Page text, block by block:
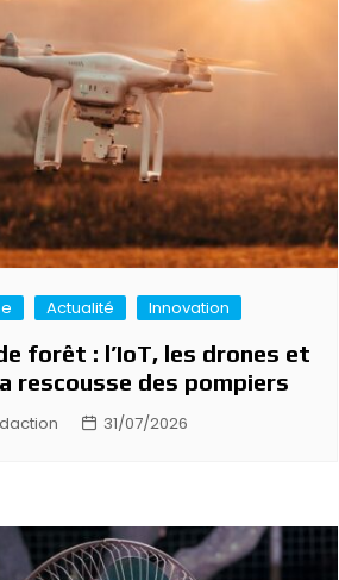
Actualité Innovation
forêt : l’IoT, les drones et
rescousse des pompiers
31/07/2026